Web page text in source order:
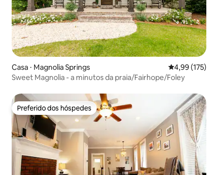
Casa ⋅ Magnolia Springs 4,99 de uma
4,99 (175)
Sweet Magnolia - a minutos da praia/Fairhope/Foley
Preferido dos hóspedes
Preferido dos hóspedes